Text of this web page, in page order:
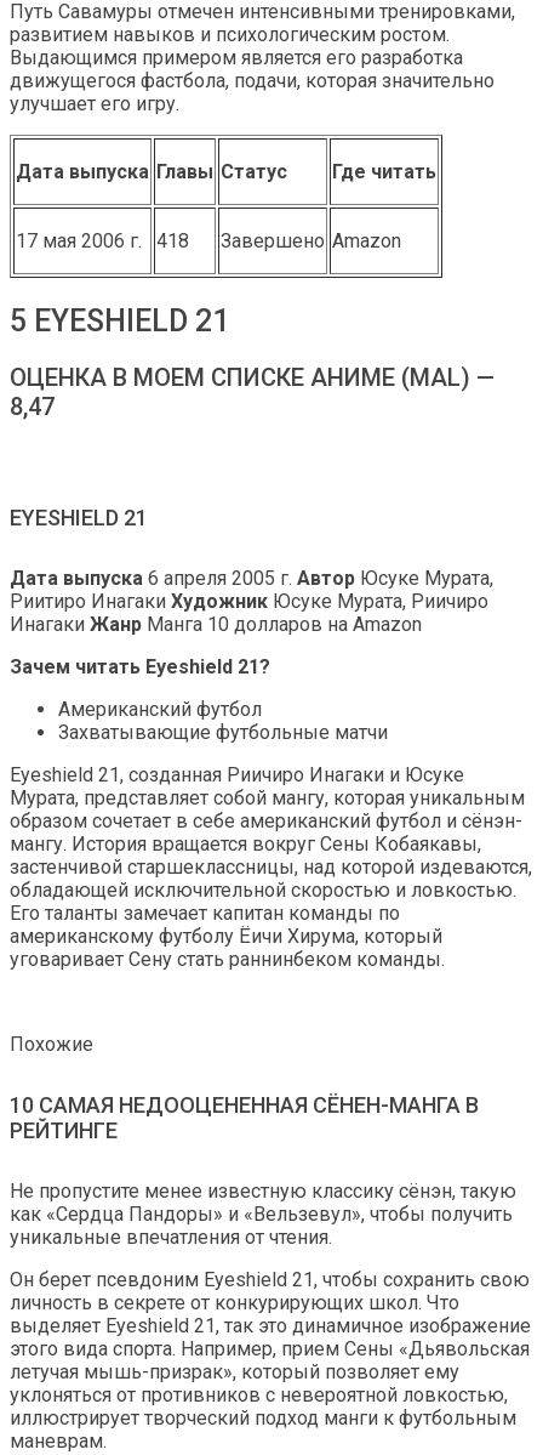
Путь Савамуры отмечен интенсивными тренировками,
развитием навыков и психологическим ростом.
Выдающимся примером является его разработка
движущегося фастбола, подачи, которая значительно
улучшает его игру.
Дата выпуска Главы Статус Где читать
17 мая 2006 г. 418 Завершено Amazon
5 EYESHIELD 21
ОЦЕНКА В МОЕМ СПИСКЕ АНИМЕ (MAL) —
8,47
EYESHIELD 21
Дата выпуска 6 апреля 2005 г. Автор Юсуке Мурата,
Риитиро Инагаки Художник Юсуке Мурата, Риичиро
Инагаки Жанр Манга 10 долларов на Amazon
Зачем читать Eyeshield 21?
Американский футбол
Захватывающие футбольные матчи
Eyeshield 21, созданная Риичиро Инагаки и Юсуке
Мурата, представляет собой мангу, которая уникальным
образом сочетает в себе американский футбол и сёнэн-
мангу. История вращается вокруг Сены Кобаякавы,
застенчивой старшеклассницы, над которой издеваются,
обладающей исключительной скоростью и ловкостью.
Его таланты замечает капитан команды по
американскому футболу Ёичи Хирума, который
уговаривает Сену стать раннинбеком команды.
Похожие
10 САМАЯ НЕДООЦЕНЕННАЯ СЁНЕН-МАНГА В
РЕЙТИНГЕ
Не пропустите менее известную классику сёнэн, такую ​​
как «Сердца Пандоры» и «Вельзевул», чтобы получить
уникальные впечатления от чтения.
Он берет псевдоним Eyeshield 21, чтобы сохранить свою
личность в секрете от конкурирующих школ. Что
выделяет Eyeshield 21, так это динамичное изображение
этого вида спорта. Например, прием Сены «Дьявольская
летучая мышь-призрак», который позволяет ему
уклоняться от противников с невероятной ловкостью,
иллюстрирует творческий подход манги к футбольным
маневрам.